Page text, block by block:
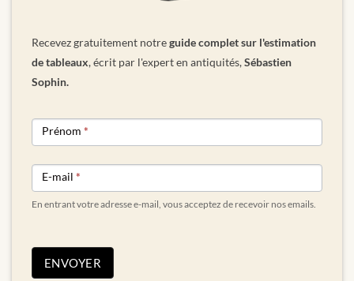
Recevez gratuitement notreguide complet sur l'estimation
de tableaux, écrit par l'expert en antiquités,Sébastien
Sophin.
NEWSLETTER
FORM
Prénom *
E-mail *
En entrant votre adresse e-mail, vous acceptez de recevoir nos emails.
ENVOYER